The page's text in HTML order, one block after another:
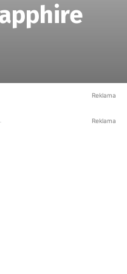
Reklama
Reklama